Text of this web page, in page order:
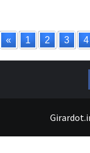
« 1 2 3 4